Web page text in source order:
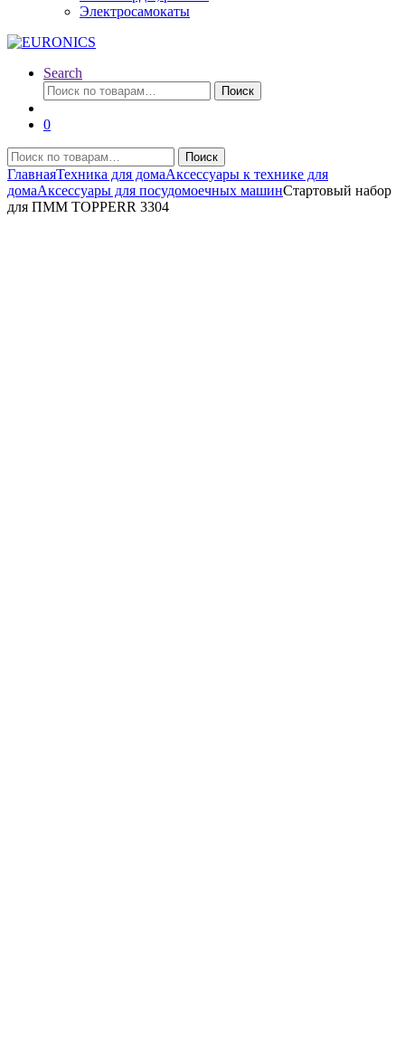
Электросамокаты
Search
Искать:
Поиск
0
Искать:
Поиск
ГлавнаяТехника для домаАксессуары к технике для
домаАксессуары для посудомоечных машинСтартовый набор
для ПММ TOPPERR 3304